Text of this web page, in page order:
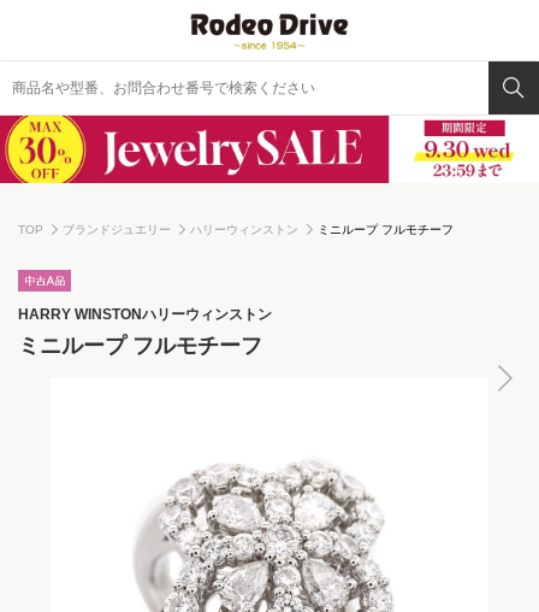
TOP ブランドジュエリー ハリーウィンストン ミニループ フルモチーフ
HARRY WINSTONハリーウィンストン
ミニループ フルモチーフ